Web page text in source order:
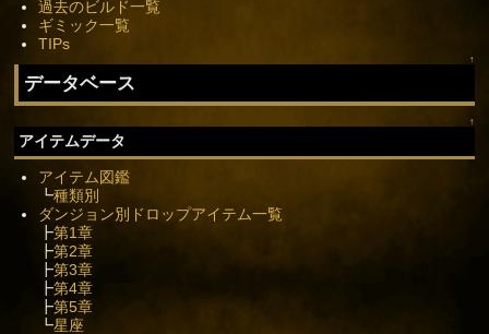
過去のビルド一覧
ギミック一覧
TIPs
↑
データベース
↑
アイテムデータ
アイテム図鑑
┗種類別
ダンジョン別ドロップアイテム一覧
┣第1章
┣第2章
┣第3章
┣第4章
┣第5章
┗星座